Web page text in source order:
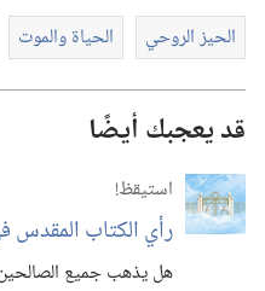
الحيز الروحي الحياة والموت
قد يعجبك أيضًا
استيقظ‏!‏
رأي الكتاب المقدس
هل يذهب جميع